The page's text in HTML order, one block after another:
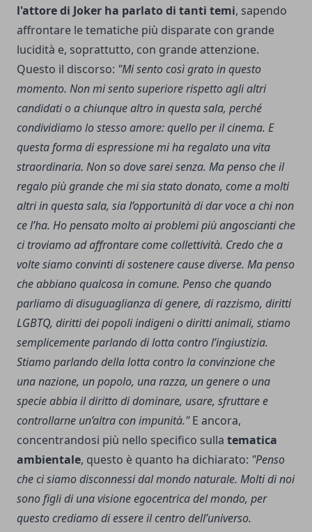
l'attore di Joker ha parlato di tanti temi, sapendo
affrontare le tematiche più disparate con grande
lucidità e, soprattutto, con grande attenzione.
Questo il discorso: "Mi sento così grato in questo
momento. Non mi sento superiore rispetto agli altri
candidati o a chiunque altro in questa sala, perché
condividiamo lo stesso amore: quello per il cinema. E
questa forma di espressione mi ha regalato una vita
straordinaria. Non so dove sarei senza. Ma penso che il
regalo più grande che mi sia stato donato, come a molti
altri in questa sala, sia l’opportunità di dar voce a chi non
ce l’ha. Ho pensato molto ai problemi più angoscianti che
ci troviamo ad affrontare come collettività. Credo che a
volte siamo convinti di sostenere cause diverse. Ma penso
che abbiano qualcosa in comune. Penso che quando
parliamo di disuguaglianza di genere, di razzismo, diritti
LGBTQ, diritti dei popoli indigeni o diritti animali, stiamo
semplicemente parlando di lotta contro l’ingiustizia.
Stiamo parlando della lotta contro la convinzione che
una nazione, un popolo, una razza, un genere o una
specie abbia il diritto di dominare, usare, sfruttare e
controllarne un’altra con impunità."E ancora,
concentrandosi più nello specifico sulla tematica
ambientale, questo è quanto ha dichiarato: "Penso
che ci siamo disconnessi dal mondo naturale. Molti di noi
sono figli di una visione egocentrica del mondo, per
questo crediamo di essere il centro dell’universo.